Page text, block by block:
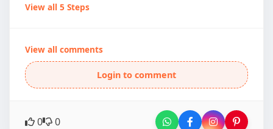
View all 5 Steps
View all comments
Login to comment
0 0